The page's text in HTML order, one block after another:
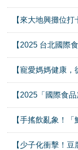
【來大地興攤位打
【2025 台北國際
【寵愛媽媽健康，
【2025「國際食
【手搖飲亂象！「
【少子化衝擊！